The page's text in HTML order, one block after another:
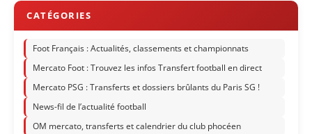
Foot Français : Actualités, classements et championnats
Mercato Foot : Trouvez les infos Transfert football en direct
Mercato PSG : Transferts et dossiers brûlants du Paris SG !
News-fil de l’actualité football
OM mercato, transferts et calendrier du club phocéen